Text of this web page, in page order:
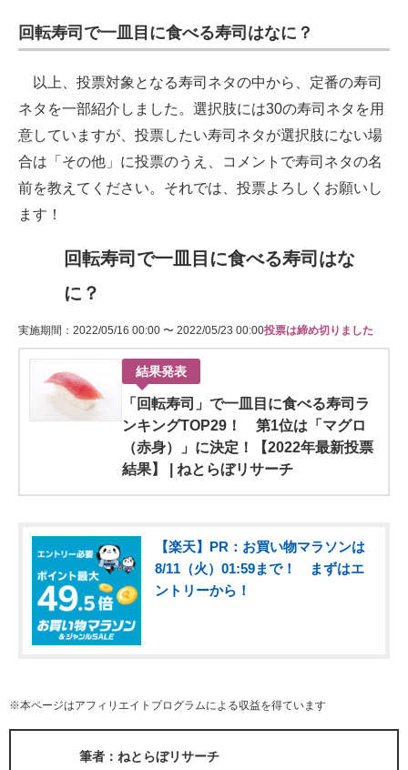
回転寿司で一皿目に食べる寿司はなに？
以上、投票対象となる寿司ネタの中から、定番の寿司
ネタを一部紹介しました。選択肢には30の寿司ネタを用
意していますが、投票したい寿司ネタが選択肢にない場
合は「その他」に投票のうえ、コメントで寿司ネタの名
前を教えてください。それでは、投票よろしくお願いし
ます！
回転寿司で一皿目に食べる寿司はな
に？
実施期間：2022/05/16 00:00 〜 2022/05/23 00:00投票は締め切りました
結果発表
「回転寿司」で一皿目に食べる寿司ラ
ンキングTOP29！ 第1位は「マグロ
（赤身）」に決定！【2022年最新投票
結果】 | ねとらぼリサーチ
【楽天】PR：お買い物マラソンは
8/11（火）01:59まで！ まずはエ
ントリーから！
※本ページはアフィリエイトプログラムによる収益を得ています
筆者：ねとらぼリサーチ